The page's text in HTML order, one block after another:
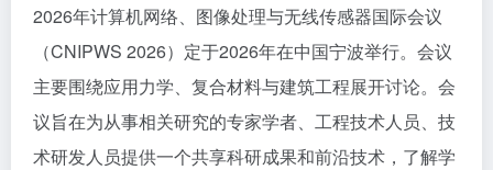
2026年计算机网络、图像处理与无线传感器国际会议
（CNIPWS 2026）定于2026年在中国宁波举行。会议
主要围绕应用力学、复合材料与建筑工程展开讨论。会
议旨在为从事相关研究的专家学者、工程技术人员、技
术研发人员提供一个共享科研成果和前沿技术，了解学